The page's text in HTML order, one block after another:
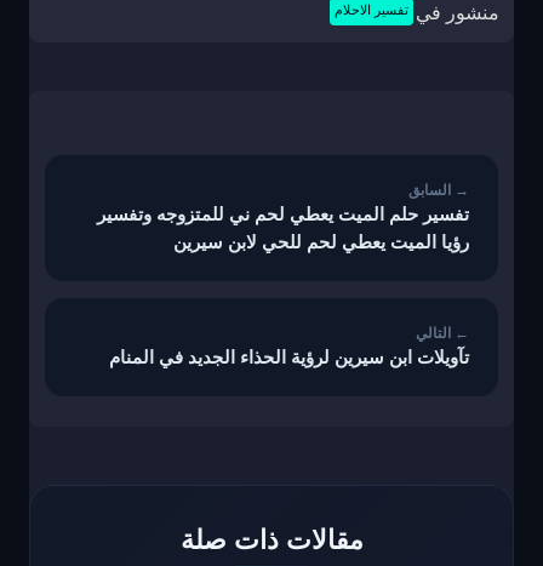
منشور في تفسير الاحلام
تفسير حلم الميت يعطي لحم ني للمتزوجه وتفسير
رؤيا الميت يعطي لحم للحي لابن سيرين
تآويلات ابن سيرين لرؤية الحذاء الجديد في المنام
مقالات ذات صلة